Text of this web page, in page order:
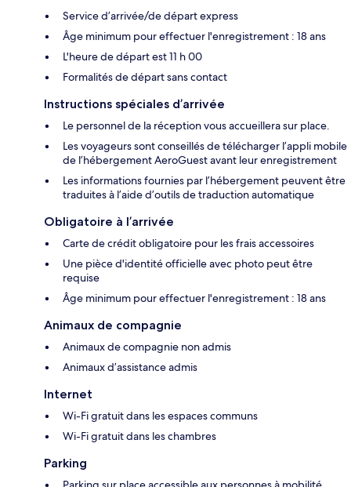
Service d’arrivée/de départ express
Âge minimum pour effectuer l'enregistrement : 18 ans
L'heure de départ est 11 h 00
Formalités de départ sans contact
Instructions spéciales d’arrivée
Le personnel de la réception vous accueillera sur place.
Les voyageurs sont conseillés de télécharger l’appli mobile
de l’hébergement AeroGuest avant leur enregistrement
Les informations fournies par l’hébergement peuvent être
traduites à l’aide d’outils de traduction automatique
Obligatoire à l’arrivée
Carte de crédit obligatoire pour les frais accessoires
Une pièce d'identité officielle avec photo peut être
requise
Âge minimum pour effectuer l'enregistrement : 18 ans
Animaux de compagnie
Animaux de compagnie non admis
Animaux d’assistance admis
Internet
Wi-Fi gratuit dans les espaces communs
Wi-Fi gratuit dans les chambres
Parking